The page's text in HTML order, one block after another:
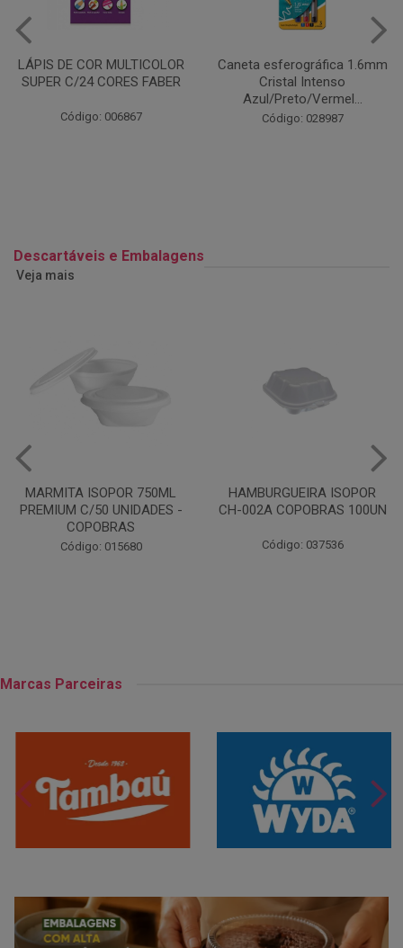
Caneta esferográfica 1.6mm
Cristal Intenso
Código: 028987
COLA EM BASTÃO 40G - LEO
& LEO
Código: 028164
Descartáveis e Embalagens
Veja mais
HAMBURGUEIRA ISOPOR
CH-002A COPOBRAS 100UN
Código: 037536
CAIXA PARDA PIZZA N30
OITAVADA BALUARTE C/10
Código: 001124
Marcas Parceiras